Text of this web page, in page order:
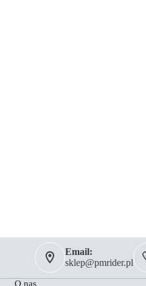
Email:
sklep@pmrider.pl
O nas